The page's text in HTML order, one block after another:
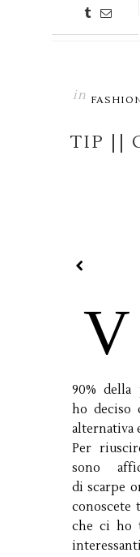
in
TIP ||
V
90% della
ho deciso
alternativa
Per
sono
di scarpe
conoscete
che ci ho